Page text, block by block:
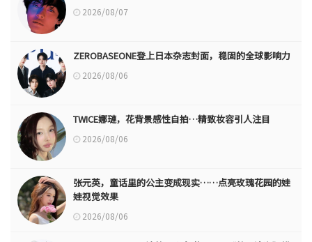
2026/08/07
ZEROBASEONE登上日本杂志封面，稳固的全球影响力
2026/08/06
TWICE娜璉，花背景感性自拍…精致妆容引人注目
2026/08/06
张元英，童话里的公主变成现实……点亮玫瑰花园的娃
娃视觉效果
2026/08/06